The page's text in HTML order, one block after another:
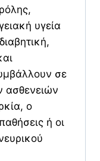
υγεία
σε
ασθενειών
ο
ή οι